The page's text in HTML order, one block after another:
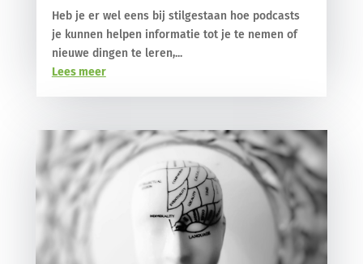
Heb je er wel eens bij stilgestaan hoe podcasts
je kunnen helpen informatie tot je te nemen of
nieuwe dingen te leren,...
Lees meer